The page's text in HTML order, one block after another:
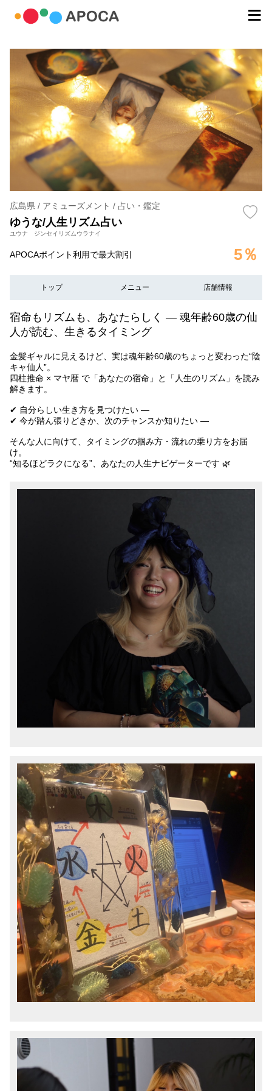
広島県 / アミューズメント / 占い・鑑定
ゆうな/人生リズム占い
ユウナ ジンセイリズムウラナイ
APOCAポイント利用で最大割引 5％
トップ メニュー 店舗情報
宿命もリズムも、あなたらしく ― 魂年齢60歳の仙
人が読む、生きるタイミング
金髪ギャルに見えるけど、実は魂年齢60歳のちょっと変わった“陰
キャ仙人”。
四柱推命 × マヤ暦 で「あなたの宿命」と「人生のリズム」を読み
解きます。
✔ 自分らしい生き方を見つけたい —
✔ 今が踏ん張りどきか、次のチャンスか知りたい —
そんな人に向けて、タイミングの掴み方・流れの乗り方をお届
け。
“知るほどラクになる”、あなたの人生ナビゲーターです 🌿